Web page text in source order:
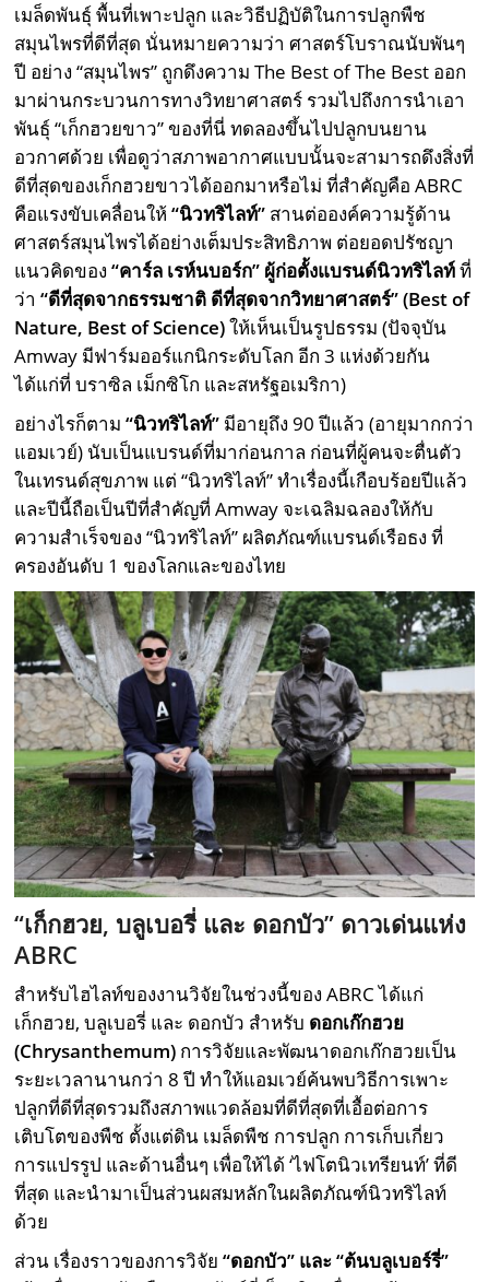
เมล็ดพันธุ์ พื้นที่เพาะปลูก และวิธีปฏิบัติในการปลูกพืช
สมุนไพรที่ดีที่สุด นั่นหมายความว่า ศาสตร์โบราณนับพันๆ
ปี อย่าง “สมุนไพร” ถูกดึงความ The Best of The Best ออก
มาผ่านกระบวนการทางวิทยาศาสตร์ รวมไปถึงการนำเอา
พันธุ์ “เก็กฮวยขาว” ของที่นี่ ทดลองขึ้นไปปลูกบนยาน
อวกาศด้วย เพื่อดูว่าสภาพอากาศแบบนั้นจะสามารถดึงสิ่งที่
ดีที่สุดของเก็กฮวยขาวได้ออกมาหรือไม่ ที่สำคัญคือ ABRC
คือแรงขับเคลื่อนให้“นิวทริไลท์” สานต่อองค์ความรู้ด้าน
ศาสตร์สมุนไพรได้อย่างเต็มประสิทธิภาพ ต่อยอดปรัชญา
แนวคิดของ“คาร์ล เรห์นบอร์ก” ผู้ก่อตั้งแบรนด์นิวทริไลท์ที่
ว่า“ดีที่สุดจากธรรมชาติ ดีที่สุดจากวิทยาศาสตร์” (Best of
Nature, Best of Science)ให้เห็นเป็นรูปธรรม (ปัจจุบัน
Amway มีฟาร์มออร์แกนิกระดับโลก อีก 3 แห่งด้วยกัน
ได้แก่ที่ บราซิล เม็กซิโก และสหรัฐอเมริกา)
อย่างไรก็ตาม“นิวทริไลท์” มีอายุถึง 90 ปีแล้ว (อายุมากกว่า
แอมเวย์) นับเป็นแบรนด์ที่มาก่อนกาล ก่อนที่ผู้คนจะตื่นตัว
ในเทรนด์สุขภาพ แต่ “นิวทริไลท์” ทำเรื่องนี้เกือบร้อยปีแล้ว
และปีนี้ถือเป็นปีที่สำคัญที่ Amway จะเฉลิมฉลองให้กับ
ความสำเร็จของ “นิวทริไลท์” ผลิตภัณฑ์แบรนด์เรือธง ที่
ครองอันดับ 1 ของโลกและของไทย
“เก็กฮวย,บลูเบอรี่ และ ดอกบัว” ดาวเด่นแห่ง
ABRC
สำหรับไฮไลท์ของงานวิจัยในช่วงนี้ของ ABRC ได้แก่
เก็กฮวย, บลูเบอรี่ และ ดอกบัว สำหรับ ดอกเก๊กฮวย
(Chrysanthemum) การวิจัยและพัฒนาดอกเก๊กฮวยเป็น
ระยะเวลานานกว่า 8 ปี ทำให้แอมเวย์ค้นพบวิธีการเพาะ
ปลูกที่ดีที่สุดรวมถึงสภาพแวดล้อมที่ดีที่สุดที่เอื้อต่อการ
เติบโตของพืช ตั้งแต่ดิน เมล็ดพืช การปลูก การเก็บเกี่ยว
การแปรรูป และด้านอื่นๆ เพื่อให้ได้ ‘ไฟโตนิวเทรียนท์’ ที่ดี
ที่สุด และนำมาเป็นส่วนผสมหลักในผลิตภัณฑ์นิวทริไลท์
ด้วย
ส่วน เรื่องราวของการวิจัย“ดอกบัว” และ “ต้นบลูเบอร์รี่”